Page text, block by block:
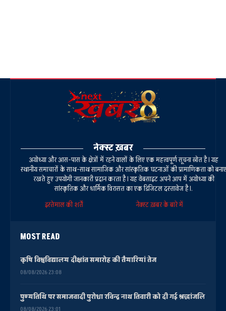
नेक्स्ट ख़बर
अयोध्या और आस-पास के क्षेत्रों में रहने वालों के लिए एक महत्वपूर्ण सूचना स्रोत है। यह
स्थानीय समाचारों के साथ-साथ सामाजिक और सांस्कृतिक घटनाओं की प्रामाणिकता को बनाए
रखते हुए उपयोगी जानकारी प्रदान करता है। यह वेबसाइट अपने आप में अयोध्या की
सांस्कृतिक और धार्मिक विरासत का एक डिजिटल दस्तावेज है।.
इस्तेमाल की शर्तें
नेक्स्ट ख़बर के बारे में
MOST READ
कृषि विश्वविद्यालय दीक्षांत समारोह की तैयारियां तेज
08/08/2026 23:08
पुण्यतिथि पर समाजवादी पुरोधा रविन्द्र नाथ तिवारी को दी गई श्रद्धांजलि
08/08/2026 23:01